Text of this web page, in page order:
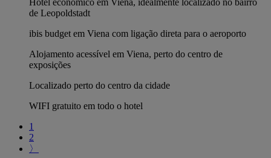
Hotel económico em Viena, idealmente localizado no bairro
de Leopoldstadt
ibis budget em Viena com ligação direta para o aeroporto
Alojamento acessível em Viena, perto do centro de
exposições
Localizado perto do centro da cidade
WIFI gratuito em todo o hotel
1
2
〉